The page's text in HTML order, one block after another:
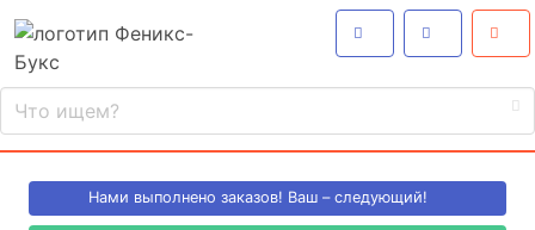
Нами выполнено заказов! Ваш – следующий!